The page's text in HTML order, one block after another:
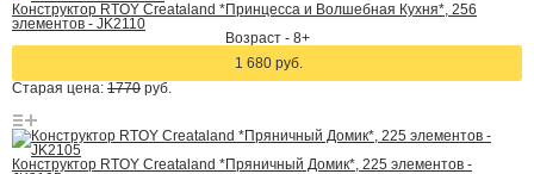
Конструктор RTOY Creataland *Принцесса и Волшебная Кухня*, 256
элементов - JK2110
Возраст - 8+
1 680 руб.
Старая цена: 1770 руб.
Конструктор RTOY Creataland *Пряничный Домик*, 225 элементов -